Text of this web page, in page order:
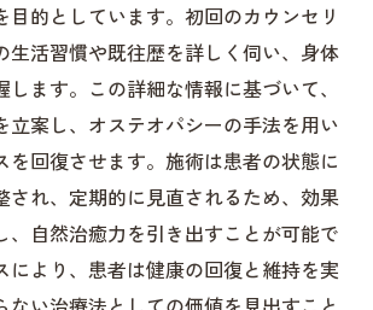
目的としています。初回のカウンセリ
生活習慣や既往歴を詳しく伺い、身体
ます。この詳細な情報に基づいて、
立案し、オステオパシーの手法を用い
を回復させます。施術は患者の状態に
され、定期的に見直されるため、効果
、自然治癒力を引き出すことが可能で
により、患者は健康の回復と維持を実